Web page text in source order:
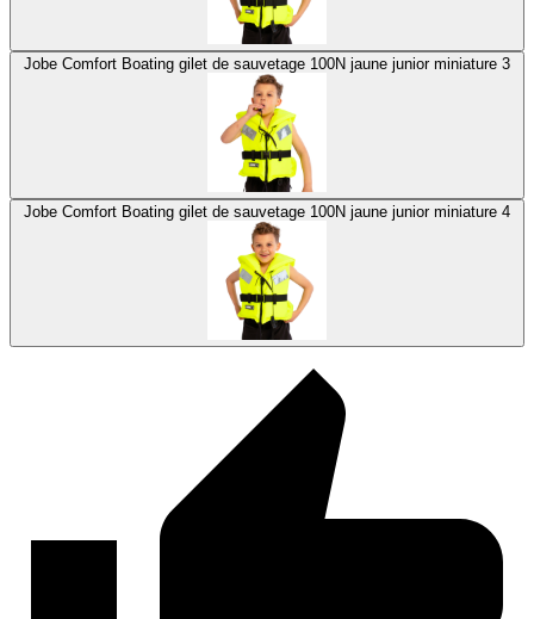
Jobe Comfort Boating gilet de sauvetage 100N jaune junior miniature 3
Jobe Comfort Boating gilet de sauvetage 100N jaune junior miniature 4